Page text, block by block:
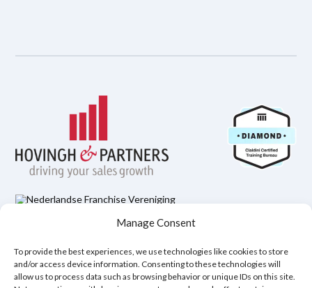
Manage Consent
To provide the best experiences, we use technologies like cookies to store
and/or access device information. Consenting to these technologies will
allow us to process data such as browsing behavior or unique IDs on this site.
Política de Privacidad
Aviso legal
Política de cookies (UE)